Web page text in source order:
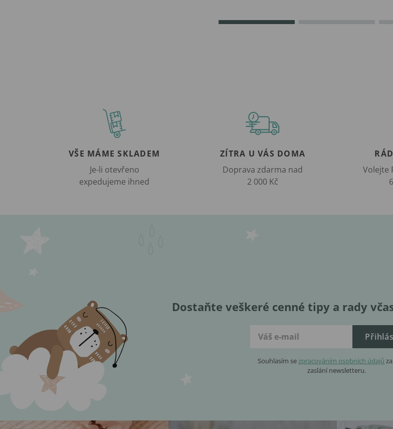
VŠE MÁME SKLADEM
Je-li otevřeno
expedujeme ihned
ZÍTRA U VÁS DOMA
Doprava zdarma nad
2 000 Kč
Volejte
Dostaňte veškeré cenné tipy a rady
Souhlasím sezpracováním osobních údajů
zaslání newsletteru.